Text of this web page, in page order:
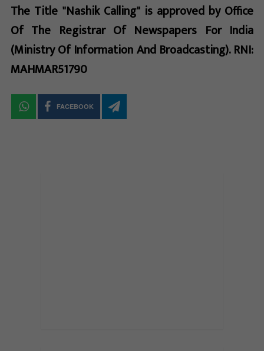
The Title "Nashik Calling" is approved by Office
Of The Registrar Of Newspapers For India
(Ministry Of Information And Broadcasting). RNI:
MAHMAR51790
FACEBOOK